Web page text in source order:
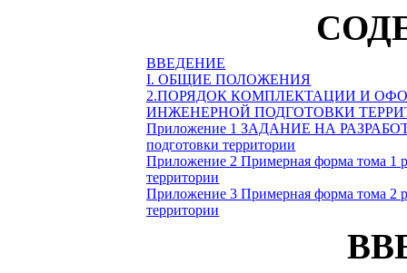
ВВЕДЕНИЕ
I. ОБЩИЕ ПОЛОЖЕНИЯ
2.ПОРЯДОК КОМПЛЕКТАЦИИ И
ИНЖЕНЕРНОЙ ПОДГОТОВКИ
Приложение 1 ЗАДАНИЕ НА
подготовки территории
Приложение 2Примерная форма тома 1
территории
Приложение 3 Примерная форма тома 2
территории